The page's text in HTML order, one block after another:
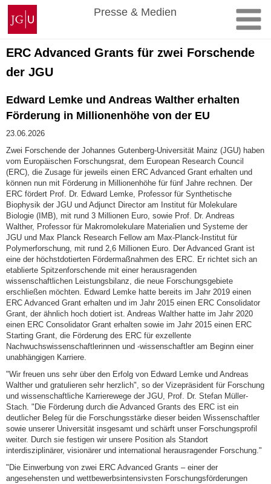
Zum
Inhalt
springen
Johannes
Gutenberg-
Universität
Mainz
Presse & Medien
ERC Advanced Grants für zwei Forschende
der JGU
Edward Lemke und Andreas Walther erhalten
Förderung in Millionenhöhe von der EU
23.06.2026
Zwei Forschende der Johannes Gutenberg-Universität Mainz (JGU) haben
vom Europäischen Forschungsrat, dem European Research Council
(ERC), die Zusage für jeweils einen ERC Advanced Grant erhalten und
können nun mit Förderung in Millionenhöhe für fünf Jahre rechnen. Der
ERC fördert Prof. Dr. Edward Lemke, Professor für Synthetische
Biophysik der JGU und Adjunct Director am Institut für Molekulare
Biologie (IMB), mit rund 3 Millionen Euro, sowie Prof. Dr. Andreas
Walther, Professor für Makromolekulare Materialien und Systeme der
JGU und Max Planck Research Fellow am Max-Planck-Institut für
Polymerforschung, mit rund 2,6 Millionen Euro. Der Advanced Grant ist
eine der höchstdotierten Fördermaßnahmen des ERC. Er richtet sich an
etablierte Spitzenforschende mit einer herausragenden
wissenschaftlichen Leistungsbilanz, die neue Forschungsgebiete
erschließen möchten. Edward Lemke hatte bereits im Jahr 2019 einen
ERC Advanced Grant erhalten und im Jahr 2015 einen ERC Consolidator
Grant, der ähnlich hoch dotiert ist. Andreas Walther hatte im Jahr 2020
einen ERC Consolidator Grant erhalten sowie im Jahr 2015 einen ERC
Starting Grant, die Förderung des ERC für exzellente
Nachwuchswissenschaftlerinnen und -wissenschaftler am Beginn einer
unabhängigen Karriere.
"Wir freuen uns sehr über den Erfolg von Edward Lemke und Andreas
Walther und gratulieren sehr herzlich", so der Vizepräsident für Forschung
und wissenschaftliche Karrierewege der JGU, Prof. Dr. Stefan Müller-
Stach. "Die Förderung durch die Advanced Grants des ERC ist ein
deutlicher Beleg für die Forschungsstärke dieser beiden Wissenschaftler
sowie unserer Universität insgesamt und schärft unser Forschungsprofil
weiter. Durch sie festigen wir unsere Position als Standort
interdisziplinärer, visionärer und international herausragender Forschung."
"Die Einwerbung von zwei ERC Advanced Grants – einer der
angesehensten und wettbewerbsintensivsten Forschungsförderungen